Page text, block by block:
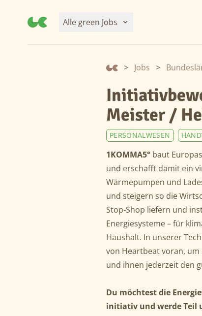
Alle green Jobs
> Jobs >
Meister /
PERSONALWESEN
1KOMMA5° baut
und erschafft damit ein
Wärmepumpen und
und steigern so die
Stop-Shop liefern und
Energiesysteme – für
Haushalt. In unserer
von Heartbeat voran,
und ihnen jederzeit den
Du möchtest die
initiativ und werde Teil